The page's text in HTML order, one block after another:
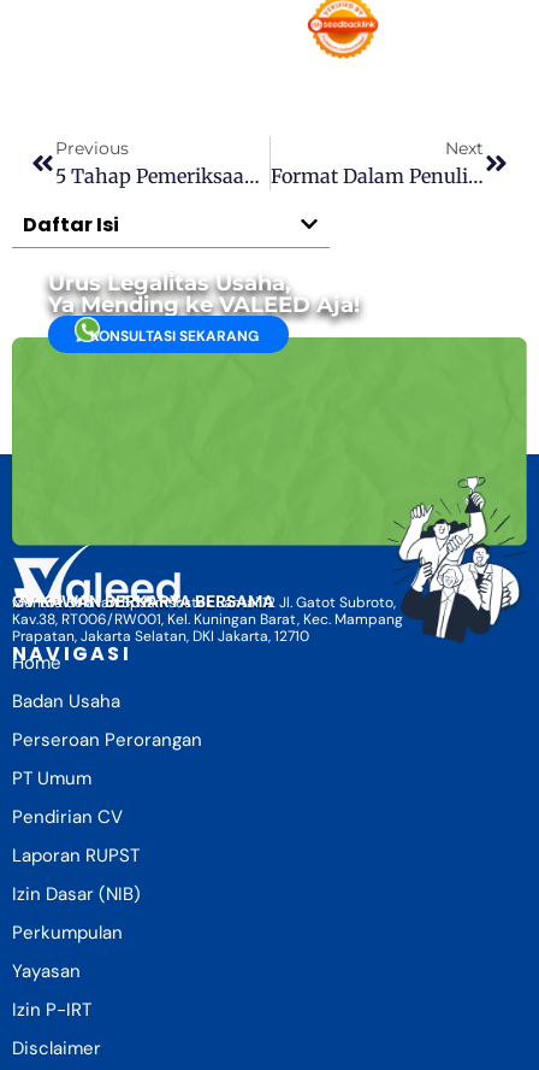
Previous
5 Tahap Pemeriksaan Substantif Merek Saat Mendaftar Hak Cipta
Next
Format Dalam Penulisan Rekening Perusahaan
Daftar Isi
Urus Legalitas Usaha,
Ya Mending ke VALEED Aja!
KONSULTASI SEKARANG
CV KAWAN BERKARYA BERSAMA
Menara Selatan BpJamsostek Lantai 12 Jl. Gatot Subroto,
Kav.38, RT006/RW001, Kel. Kuningan Barat, Kec. Mampang
Prapatan, Jakarta Selatan, DKI Jakarta, 12710
NAVIGASI
Home
Badan Usaha
Perseroan Perorangan
PT Umum
Pendirian CV
Laporan RUPST
Izin Dasar (NIB)
Perkumpulan
Yayasan
Izin P-IRT
Disclaimer